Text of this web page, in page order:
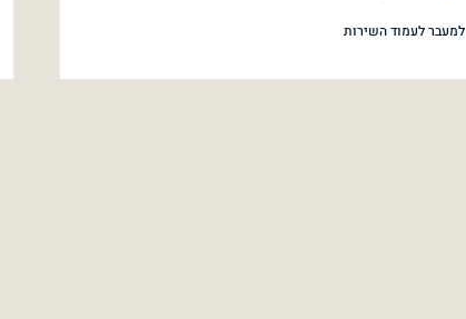
למעבר לעמוד השירות